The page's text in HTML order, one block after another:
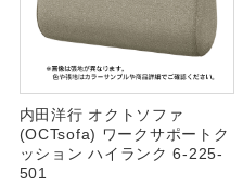
内田洋行 オクトソファ
(OCTsofa) ワークサポートク
ッション ハイランク 6-225-
501